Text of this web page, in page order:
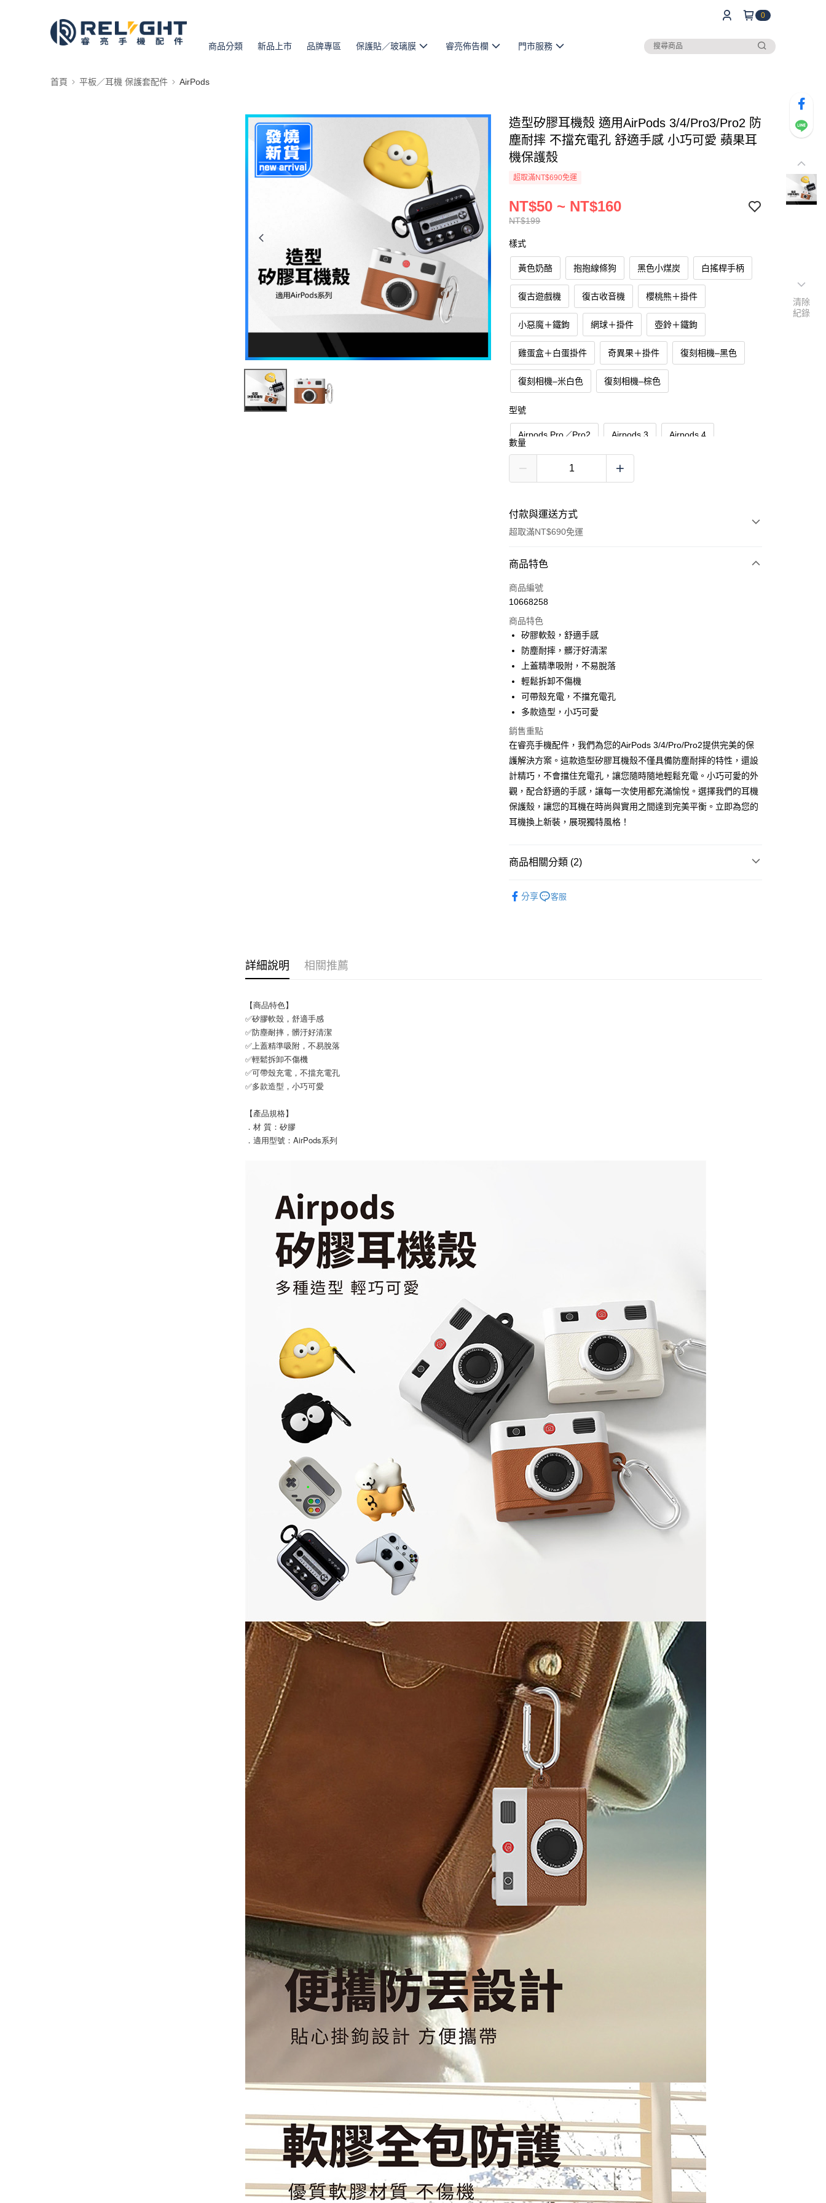
0
商品分類 新品上市 品牌專區 保護貼／玻璃膜 睿亮佈告欄 門市服務
首頁 平板／耳機 保護套配件 AirPods
造型矽膠耳機殼 適用AirPods 3/4/Pro3/Pro2 防
塵耐摔 不擋充電孔 舒適手感 小巧可愛 蘋果耳
機保護殼
超取滿NT$690免運
NT$199
NT$50 ~ NT$160
樣式
黃色奶酪 抱抱線條狗 黑色小煤炭 白搖桿手柄
復古遊戲機 復古收音機 櫻桃熊＋掛件
小惡魔＋鐵鉤 網球＋掛件 壺鈴＋鐵鉤
雞蛋盒＋白蛋掛件 奇異果＋掛件 復刻相機–黑色
復刻相機–米白色 復刻相機–棕色
型號
Airpods Pro／Pro2 Airpods 3 Airpods 4
數量
付款與運送方式
超取滿NT$690免運
付款方式
信用卡一次付款
LINE Pay
Apple Pay
街口支付
悠遊付
運送方式
全家取貨付款
每筆NT$65，滿NT$690(含以上)免運費
付款後全家取貨
7-11取貨付款
付款後7-11取貨
商品特色
商品編號
10668258
商品特色
矽膠軟殼，舒適手感
防塵耐摔，髒汙好清潔
上蓋精準吸附，不易脫落
輕鬆拆卸不傷機
可帶殼充電，不擋充電孔
多款造型，小巧可愛
銷售重點
在睿亮手機配件，我們為您的AirPods 3/4/Pro/Pro2提供完美的保
護解決方案。這款造型矽膠耳機殼不僅具備防塵耐摔的特性，還設
計精巧，不會擋住充電孔，讓您隨時隨地輕鬆充電。小巧可愛的外
觀，配合舒適的手感，讓每一次使用都充滿愉悅。選擇我們的耳機
保護殼，讓您的耳機在時尚與實用之間達到完美平衡。立即為您的
耳機換上新裝，展現獨特風格！
商品相關分類 (2)
分享 客服
詳細說明 相關推薦
【商品特色】
✅矽膠軟殼，舒適手感
✅防塵耐摔，髒汙好清潔
✅上蓋精準吸附，不易脫落
✅輕鬆拆卸不傷機
✅可帶殼充電，不擋充電孔
✅多款造型，小巧可愛
【產品規格】
．材 質：矽膠
．適用型號：AirPods系列
清除
紀錄